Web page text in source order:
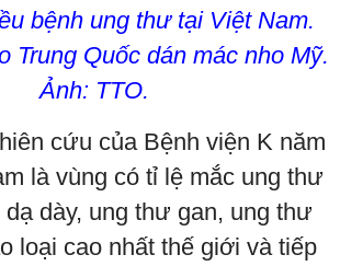
bệnh ung thư tại Việt Nam.
Trung Quốc dán mác nho Mỹ.
Ảnh: TTO.
cứu của Bệnh viện K năm
là vùng có tỉ lệ mắc ung thư
dày, ung thư gan, ung thư
loại cao nhất thế giới và tiếp